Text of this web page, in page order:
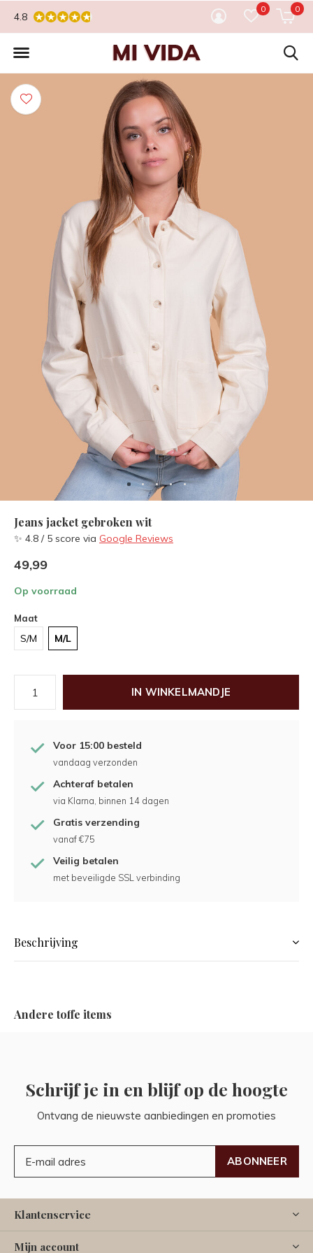
0 0
4.8
Jeans jacket gebroken wit
✨ 4.8 / 5 score via Google Reviews
49,99
Op voorraad
Maat
S/M M/L
IN WINKELMANDJE
Voor 15:00 besteld
vandaag verzonden
Achteraf betalen
via Klarna, binnen 14 dagen
Gratis verzending
vanaf €75
Veilig betalen
met beveiligde SSL verbinding
Beschrijving
Andere toffe items
Schrijf je in en blijf op de hoogte
Ontvang de nieuwste aanbiedingen en promoties
ABONNEER
Klantenservice
Mijn account